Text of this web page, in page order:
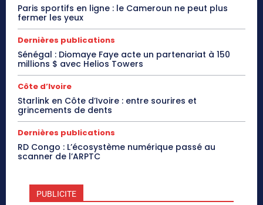
Paris sportifs en ligne : le Cameroun ne peut plus
fermer les yeux
Dernières publications
Sénégal : Diomaye Faye acte un partenariat à 150
millions $ avec Helios Towers
Côte d’Ivoire
Starlink en Côte d’Ivoire : entre sourires et
grincements de dents
Dernières publications
RD Congo : L’écosystème numérique passé au
scanner de l’ARPTC
PUBLICITE